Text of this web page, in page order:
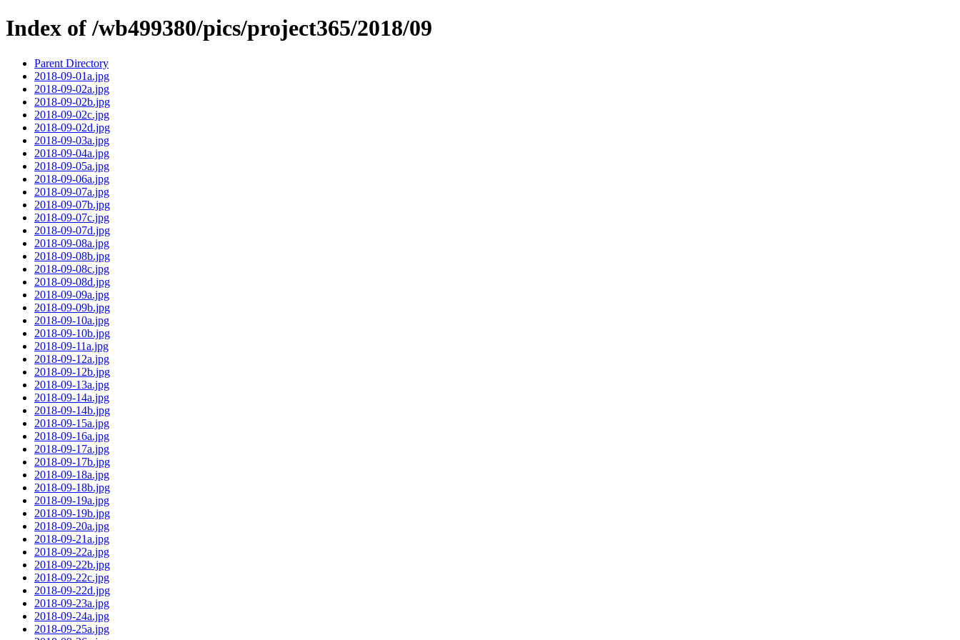
Index of /wb499380/pics/project365/2018/09
Parent Directory
2018-09-01a.jpg
2018-09-02a.jpg
2018-09-02b.jpg
2018-09-02c.jpg
2018-09-02d.jpg
2018-09-03a.jpg
2018-09-04a.jpg
2018-09-05a.jpg
2018-09-06a.jpg
2018-09-07a.jpg
2018-09-07b.jpg
2018-09-07c.jpg
2018-09-07d.jpg
2018-09-08a.jpg
2018-09-08b.jpg
2018-09-08c.jpg
2018-09-08d.jpg
2018-09-09a.jpg
2018-09-09b.jpg
2018-09-10a.jpg
2018-09-10b.jpg
2018-09-11a.jpg
2018-09-12a.jpg
2018-09-12b.jpg
2018-09-13a.jpg
2018-09-14a.jpg
2018-09-14b.jpg
2018-09-15a.jpg
2018-09-16a.jpg
2018-09-17a.jpg
2018-09-17b.jpg
2018-09-18a.jpg
2018-09-18b.jpg
2018-09-19a.jpg
2018-09-19b.jpg
2018-09-20a.jpg
2018-09-21a.jpg
2018-09-22a.jpg
2018-09-22b.jpg
2018-09-22c.jpg
2018-09-22d.jpg
2018-09-23a.jpg
2018-09-24a.jpg
2018-09-25a.jpg